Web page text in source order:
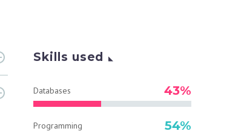
Skills used
Databases 43%
Programming 54%